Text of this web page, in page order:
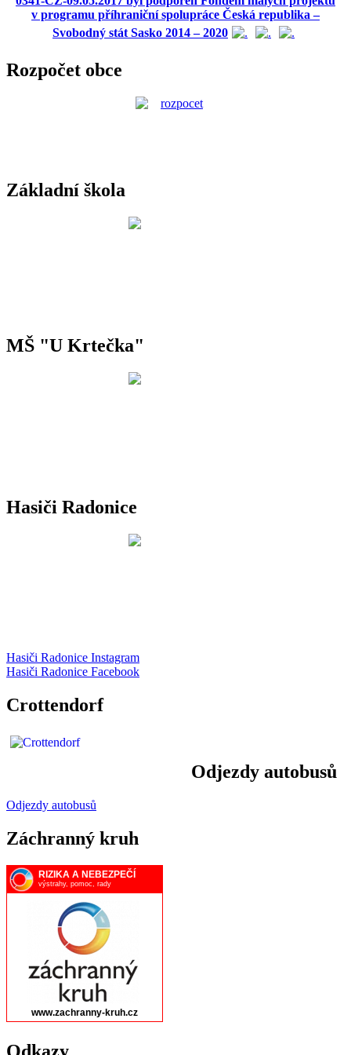
v programu příhraniční spolupráce Česká republika –
Svobodný stát Sasko 2014 – 2020
Rozpočet obce
Základní škola
MŠ "U Krtečka"
Hasiči Radonice
Hasiči Radonice Instagram
Hasiči Radonice Facebook
Crottendorf
Odjezdy autobusů
Odjezdy autobusů
Záchranný kruh
Odkazy